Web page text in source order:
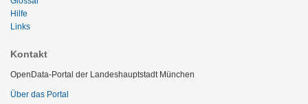
Hilfe
Links
Kontakt
OpenData-Portal der Landeshauptstadt München
Über das Portal